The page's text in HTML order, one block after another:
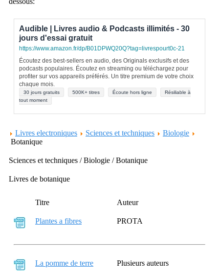
Audible | Livres audio & Podcasts illimités - 30
jours d'essai gratuit
https://www.amazon.fr/dp/B01DPWQ20Q?tag=livrespourt0c-21
Écoutez des best-sellers en audio, des Originals exclusifs et des
podcasts populaires. Écoutez en streaming ou téléchargez pour
profiter sur vos appareils préférés. Un titre premium de votre choix
chaque mois.
30 jours gratuits 500K+ titres Écoute hors ligne
Résiliable à
tout moment
Livres electroniques Sciences et techniques
Biologie
Botanique
Sciences et techniques / Biologie / Botanique
Livres de botanique
Titre Auteur
Plantes a fibres PROTA
La pomme de terre Plusieurs auteurs